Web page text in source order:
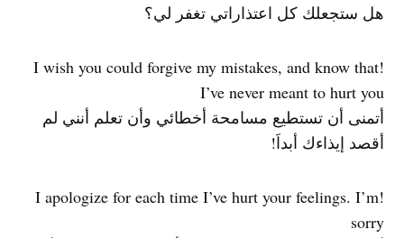
هل ستجعلك كل اعتذاراتي تغفر لي؟
!I wish you could forgive my mistakes, and know that
I’ve never meant to hurt you
أتمنى أن تستطيع مسامحة أخطائي وأن تعلم أنني لم
أقصد إيذاءك أبداَ!
!I apologize for each time I’ve hurt your feelings. I’m
sorry